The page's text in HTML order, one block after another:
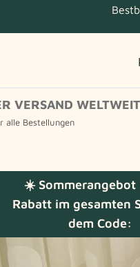
VERSAND WELTWEIT
alle Bestellungen
☀️ Sommerangebot
Rabatt im gesamten
dem Code: